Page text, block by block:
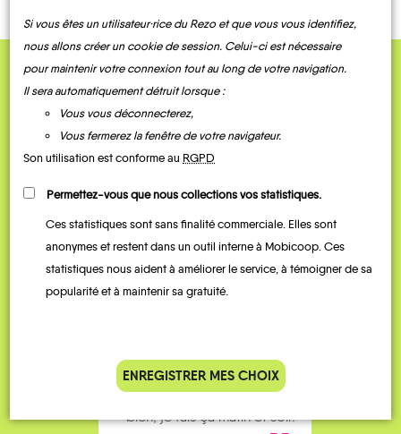
QUELQUES
Témoignages
complet alors j’ai testé Rezo
Pouce. Comme ça marche
bien, je fais ça matin et soir.
Si vous êtes un utilisateur·rice du Rezo et que vous vous identifiez,
nous allons créer un cookie de session. Celui-ci est nécessaire
pour maintenir votre connexion tout au long de votre navigation.
Il sera automatiquement détruit lorsque :
Vous vous déconnecterez,
Vous fermerez la fenêtre de votre navigateur.
Son utilisation est conforme au RGPD
Permettez-vous que nous collections vos statistiques.
Ces statistiques sont sans finalité commerciale. Elles sont
anonymes et restent dans un outil interne à Mobicoop. Ces
statistiques nous aident à améliorer le service, à témoigner de sa
popularité et à maintenir sa gratuité.
ENREGISTRER MES CHOIX